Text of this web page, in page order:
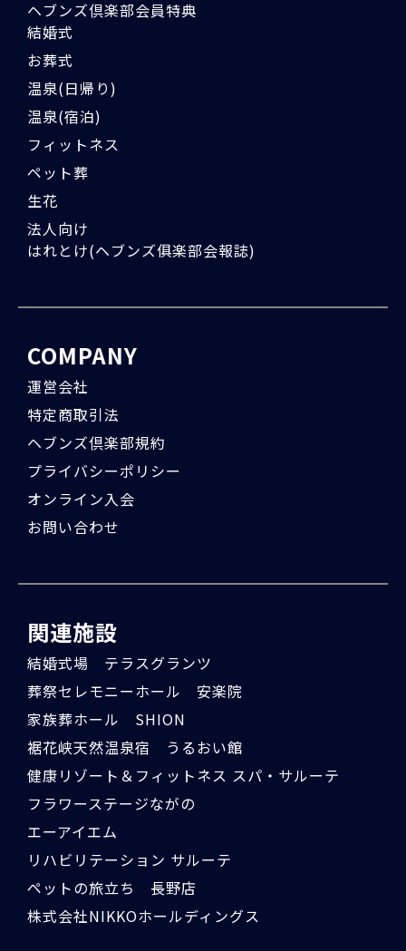
ヘブンズ倶楽部会員特典
結婚式
お葬式
温泉(日帰り)
温泉(宿泊)
フィットネス
ペット葬
生花
法人向け
はれとけ(ヘブンズ俱楽部会報誌)
COMPANY
運営会社
特定商取引法
ヘブンズ倶楽部規約
プライバシーポリシー
オンライン入会
お問い合わせ
関連施設
結婚式場 テラスグランツ
葬祭セレモニーホール 安楽院
家族葬ホール SHION
裾花峡天然温泉宿 うるおい館
健康リゾート＆フィットネス スパ・サルーテ
フラワーステージながの
エーアイエム
リハビリテーション サルーテ
ペットの旅立ち 長野店
株式会社NIKKOホールディングス